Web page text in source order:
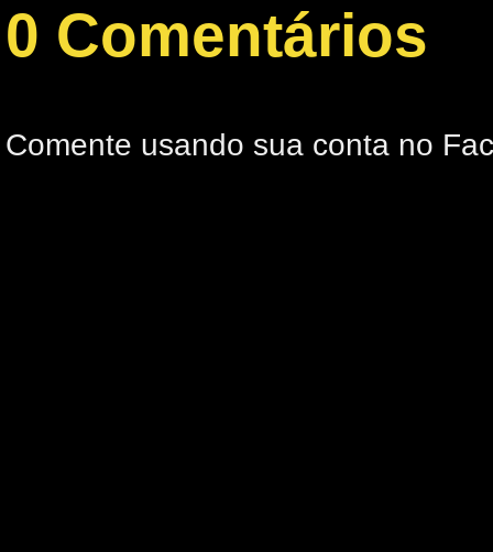
0 Comentários
Comente usando sua conta no